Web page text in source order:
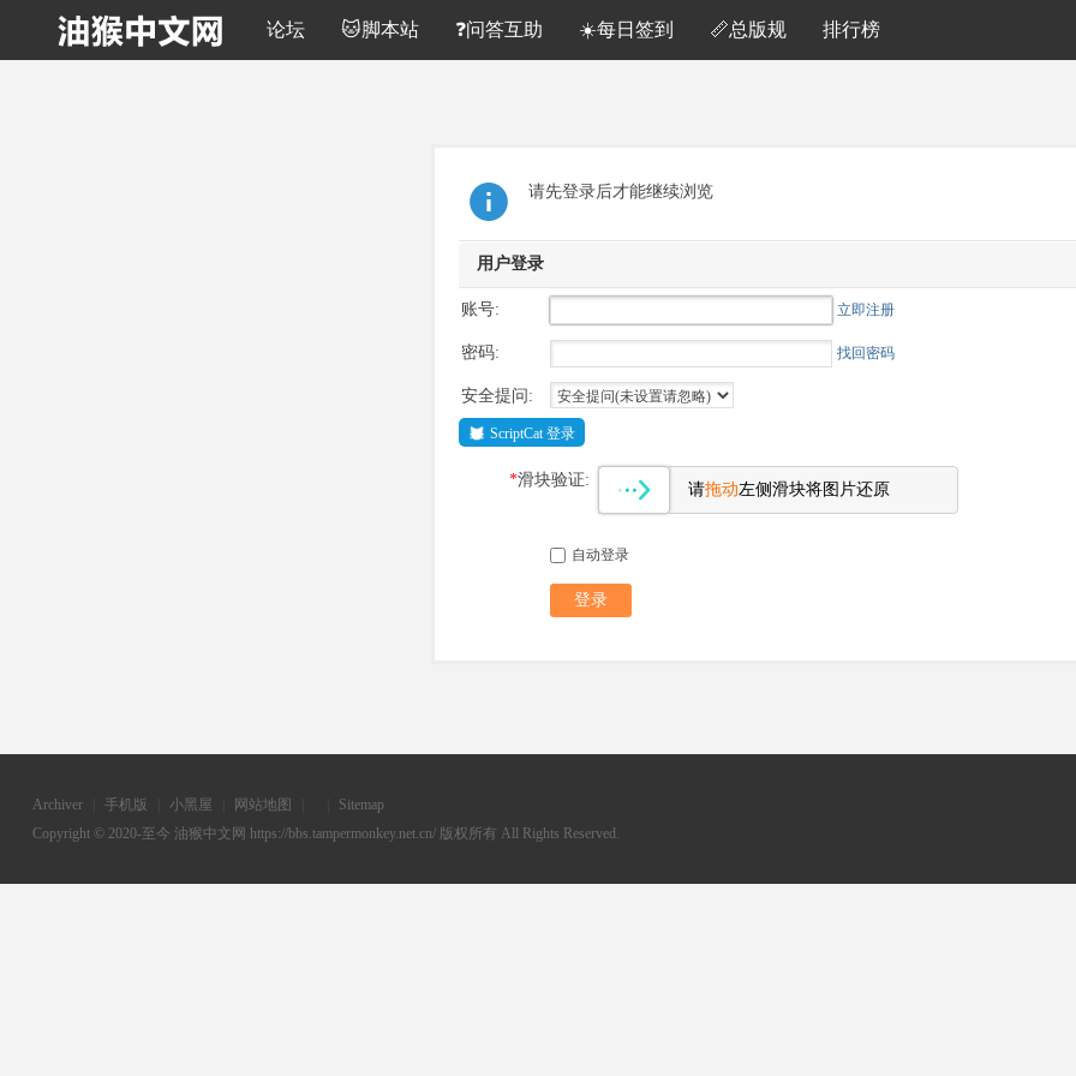
论坛 🐱脚本站 ❓问答互助 ☀️每日签到 📏总版规 排行榜
请先登录后才能继续浏览
用户登录
账号: 立即注册
密码: 找回密码
安全提问:
ScriptCat 登录
*滑块验证:
请拖动左侧滑块将图片还原
自动登录
登录
Archiver 手机版 小黑屋 网站地图
Sitemap
Copyright © 2020-至今 油猴中文网 https://bbs.tampermonkey.net.cn/ 版权所有 All Rights Reserved.